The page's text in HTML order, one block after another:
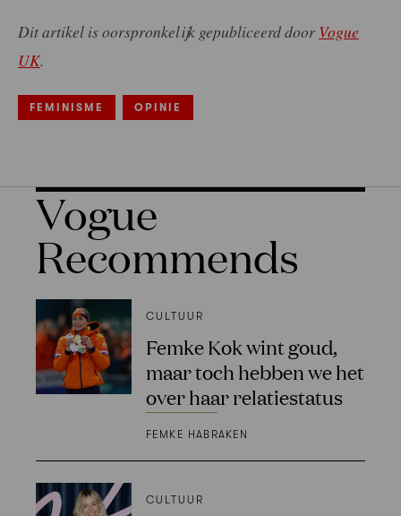
Dit artikel is oorspronkelijk gepubliceerd door Vogue
UK.
FEMINISME OPINIE
Vogue
Recommends
CULTUUR
Femke Kok wint goud,
maar toch hebben we het
over haar relatiestatus
FEMKE HABRAKEN
CULTUUR